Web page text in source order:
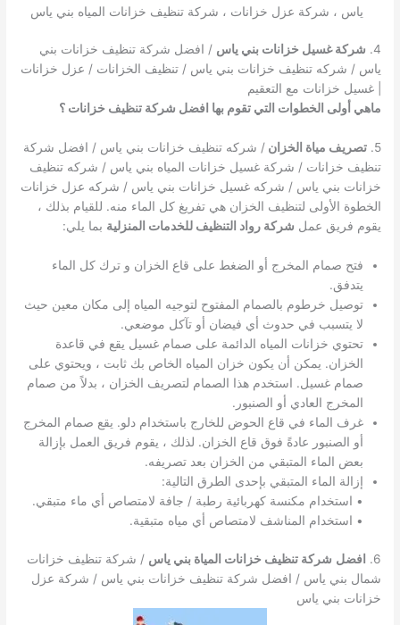
ياس ، شركة عزل خزانات ، شركة تنظيف خزانات المياه بني ياس
4. شركة غسيل خزانات بني ياس / افضل شركة تنظيف خزانات بني
ياس / شركه تنظيف خزانات بني ياس / تنظيف الخزانات / عزل خزانات
| غسيل خزانات مع التعقيم
ماهي أولى الخطوات التي تقوم بها افضل شركة تنظيف خزانات ؟
5. تصريف مياة الخزان/ شركه تنظيف خزانات بني ياس / افضل شركة
تنظيف خزانات / شركة غسيل خزانات المياه بني ياس / شركه تنظيف
خزانات بني ياس / شركه غسيل خزانات بني ياس / شركه عزل خزانات
الخطوة الأولى لتنظيف الخزان هي تفريغ كل الماء منه. للقيام بذلك ،
يقوم فريق عمل شركة رواد التنظيف للخدمات المنزلية بما يلي:
فتح صمام المخرج أو الضغط على قاع الخزان و ترك كل الماء
يتدفق.
توصيل خرطوم بالصمام المفتوح لتوجيه المياه إلى مكان معين حيث
لا يتسبب في حدوث أي فيضان أو تآكل موضعي.
تحتوي خزانات المياه الدائمة على صمام غسيل يقع في قاعدة
الخزان. يمكن أن يكون خزان المياه الخاص بك ثابت ، ويحتوي على
صمام غسيل. استخدم هذا الصمام لتصريف الخزان ، بدلاً من صمام
المخرج العادي أو الصنبور.
غرف الماء في قاع الحوض للخارج باستخدام دلو. يقع صمام المخرج
أو الصنبور عادةً فوق قاع الخزان. لذلك ، يقوم فريق العمل بإزالة
بعض الماء المتبقي من الخزان بعد تصريفه.
إزالة الماء المتبقي بإحدى الطرق التالية:
• استخدام مكنسة كهربائية رطبة / جافة لامتصاص أي ماء متبقي.
• استخدام المناشف لامتصاص أي مياه متبقية.
6. افضل شركة تنظيف خزانات المياة بني ياس / شركة تنظيف خزانات
شمال بني ياس / افضل شركة تنظيف خزانات بني ياس / شركة عزل
خزانات بني ياس